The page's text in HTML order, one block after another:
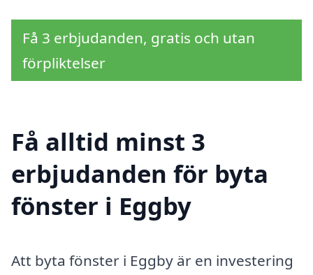
Få 3 erbjudanden, gratis och utan
förpliktelser
Få alltid minst 3
erbjudanden för byta
fönster i Eggby
Att byta fönster i Eggby är en investering